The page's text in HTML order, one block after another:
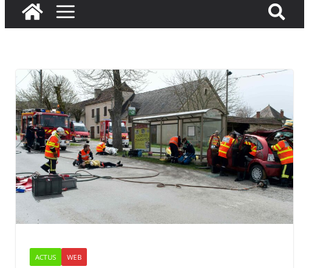
ACTUS WEB